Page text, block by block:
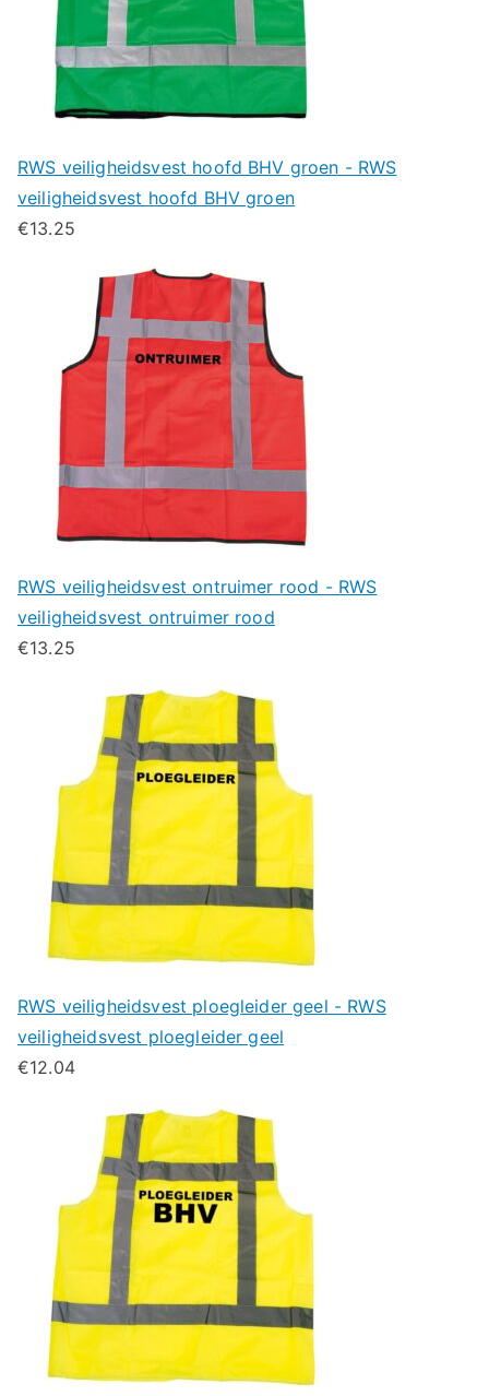
RWS veiligheidsvest hoofd BHV groen - RWS
veiligheidsvest hoofd BHV groen
€13.25
RWS veiligheidsvest ontruimer rood - RWS
veiligheidsvest ontruimer rood
€13.25
RWS veiligheidsvest ploegleider geel - RWS
veiligheidsvest ploegleider geel
€12.04